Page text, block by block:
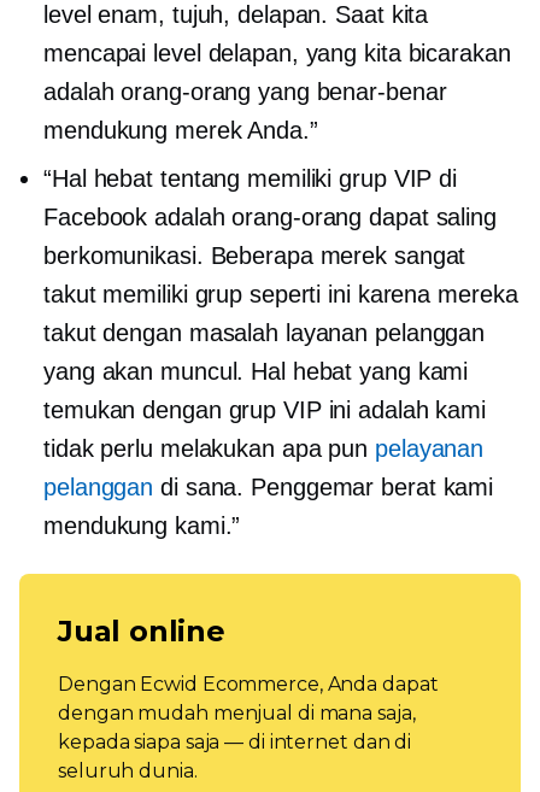
level enam, tujuh, delapan. Saat kita
mencapai level delapan, yang kita bicarakan
adalah orang-orang yang benar-benar
mendukung merek Anda.”
“Hal hebat tentang memiliki grup VIP di
Facebook adalah orang-orang dapat saling
berkomunikasi. Beberapa merek sangat
takut memiliki grup seperti ini karena mereka
takut dengan masalah layanan pelanggan
yang akan muncul. Hal hebat yang kami
temukan dengan grup VIP ini adalah kami
tidak perlu melakukan apa pun pelayanan
pelanggan di sana. Penggemar berat kami
mendukung kami.”
Jual online
Dengan Ecwid Ecommerce, Anda dapat
dengan mudah menjual di mana saja,
kepada siapa saja — di internet dan di
seluruh dunia.